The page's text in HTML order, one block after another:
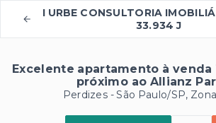
I URBE CONSULTORIA
33.934 J
Excelente apartamento à venda
próximo ao Allianz
Perdizes - São Paulo/SP,